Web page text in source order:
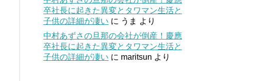
卒社長に起きた異変とタワマン生活と
子供の詳細が凄い に うま より
中村あずさの旦那の会社が倒産！慶應
卒社長に起きた異変とタワマン生活と
子供の詳細が凄い に maritsun より